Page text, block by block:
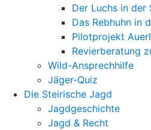
Der Luchs in der
Das Rebhuhn in
Pilotprojekt
Revierberatung
Wild-Ansprechhilfe
Jäger-Quiz
Die Steirische Jagd
Jagdgeschichte
Jagd & Recht